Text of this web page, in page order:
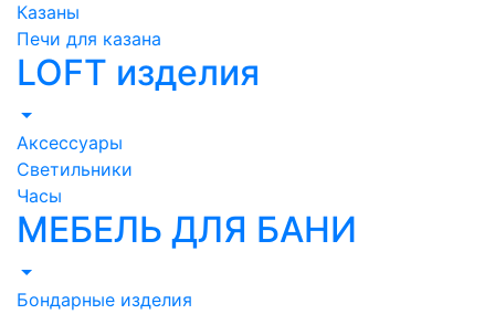
Казаны
Печи для казана
LOFT изделия
Аксессуары
Светильники
Часы
МЕБЕЛЬ ДЛЯ БАНИ
Бондарные изделия